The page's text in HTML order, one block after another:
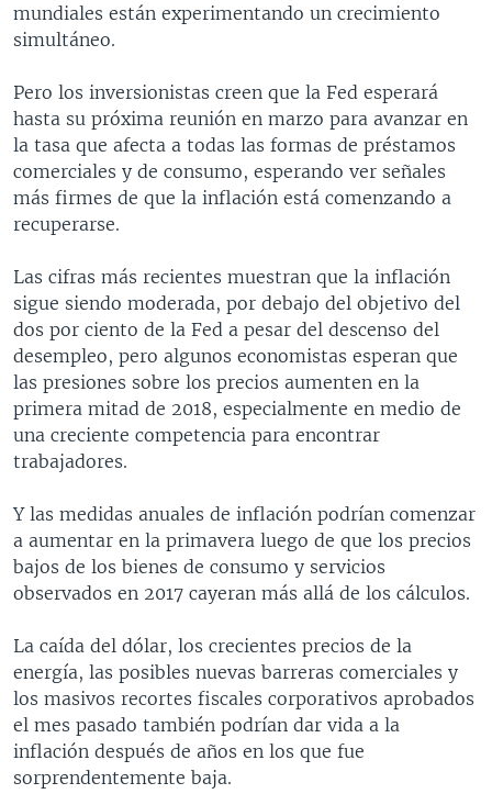
mundiales están experimentando un crecimiento
simultáneo.
Pero los inversionistas creen que la Fed esperará
hasta su próxima reunión en marzo para avanzar en
la tasa que afecta a todas las formas de préstamos
comerciales y de consumo, esperando ver señales
más firmes de que la inflación está comenzando a
recuperarse.
Las cifras más recientes muestran que la inflación
sigue siendo moderada, por debajo del objetivo del
dos por ciento de la Fed a pesar del descenso del
desempleo, pero algunos economistas esperan que
las presiones sobre los precios aumenten en la
primera mitad de 2018, especialmente en medio de
una creciente competencia para encontrar
trabajadores.
Y las medidas anuales de inflación podrían comenzar
a aumentar en la primavera luego de que los precios
bajos de los bienes de consumo y servicios
observados en 2017 cayeran más allá de los cálculos.
La caída del dólar, los crecientes precios de la
energía, las posibles nuevas barreras comerciales y
los masivos recortes fiscales corporativos aprobados
el mes pasado también podrían dar vida a la
inflación después de años en los que fue
sorprendentemente baja.